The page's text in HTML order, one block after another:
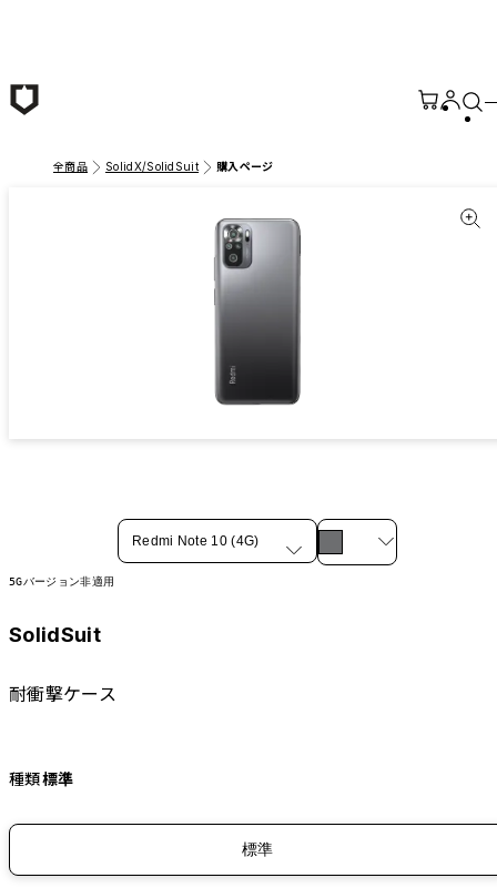
全商品 SolidX/SolidSuit 購入ページ
Redmi Note 10 (4G)
5Gバージョン非適用
SolidSuit
耐衝撃ケース
種類標準
標準